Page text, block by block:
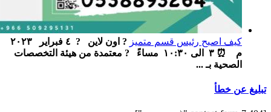
كيف اصبح رئيس قسم متميز
? اون لاين ‏ ‏ ? ٤ فبراير ٢٠٢٣
م ‏ ⏰ ٣ الى ١٠:٣٠ مساءً ‏ ‏ ? معتمدة من هيئة التخصصات
الصحية بـ ...
تبليغ عن خطأ